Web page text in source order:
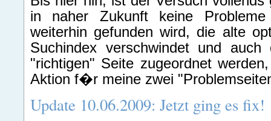
in naher Zukunft keine
weiterhin gefunden wird, die alte
Suchindex verschwindet und
"richtigen" Seite zugeordnet
Aktion f�r meine zwei
Update 10.06.2009: Jetzt ging es fix!